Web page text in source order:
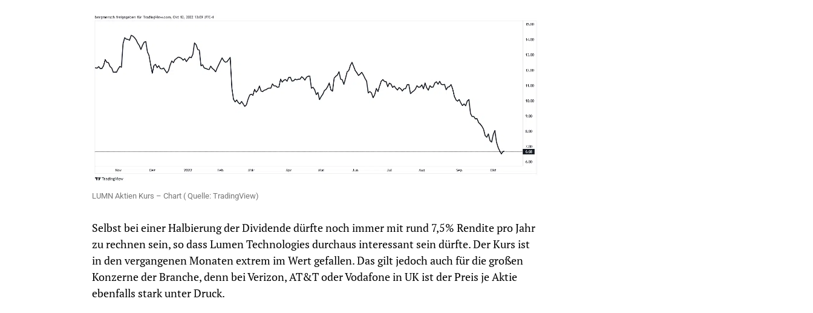
LUMN Aktien Kurs – Chart ( Quelle: TradingView)
Selbst bei einer Halbierung der Dividende dürfte noch immer mit rund 7,5% Rendite pro Jahr
zu rechnen sein, so dass Lumen Technologies durchaus interessant sein dürfte. Der Kurs ist
in den vergangenen Monaten extrem im Wert gefallen. Das gilt jedoch auch für die großen
Konzerne der Branche, denn bei Verizon, AT&T oder Vodafone in UK ist der Preis je Aktie
ebenfalls stark unter Druck.